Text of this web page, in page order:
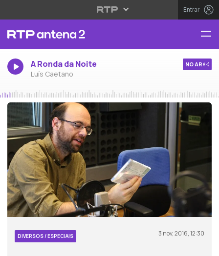
Entrar
A Ronda da Noite
Luís Caetano
NO AR
DIVERSOS / ESPECIAIS 3 nov, 2016, 12:30